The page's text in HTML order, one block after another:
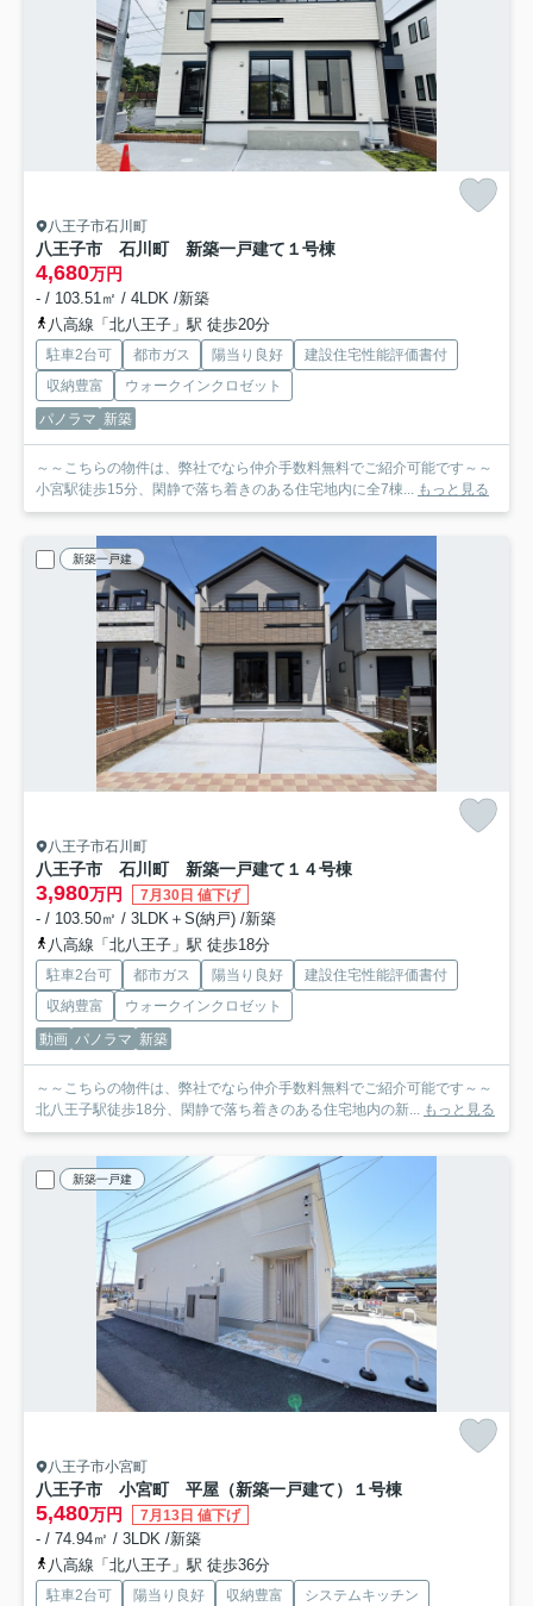
八王子市石川町
八王子市 石川町 新築一戸建て １号棟
4,680万円
- / 103.51㎡ / 4LDK /新築
八高線「北八王子」駅 徒歩20分
駐車2台可 都市ガス 陽当り良好
建設住宅性能評価書付
収納豊富
ウォークインクロゼット
パノラマ 新築
～～こちらの物件は、弊社でなら仲介手数料無料でご紹介可能です～～
小宮駅徒歩15分、閑静で落ち着きのある住宅地内に全7棟... もっと見る
新築一戸建
八王子市石川町
八王子市 石川町 新築一戸建て １４号棟
3,980万円 7月30日 値下げ
- / 103.50㎡ / 3LDK＋S(納戸) /新築
八高線「北八王子」駅 徒歩18分
駐車2台可 都市ガス 陽当り良好
建設住宅性能評価書付
収納豊富
ウォークインクロゼット
動画 パノラマ 新築
～～こちらの物件は、弊社でなら仲介手数料無料でご紹介可能です～～
北八王子駅徒歩18分、閑静で落ち着きのある住宅地内の新... もっと見る
新築一戸建
八王子市小宮町
八王子市 小宮町 平屋（新築一戸建て） １号棟
5,480万円 7月13日 値下げ
- / 74.94㎡ / 3LDK /新築
八高線「北八王子」駅 徒歩36分
駐車2台可 陽当り良好 収納豊富
システムキッチン